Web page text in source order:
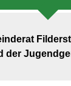
der